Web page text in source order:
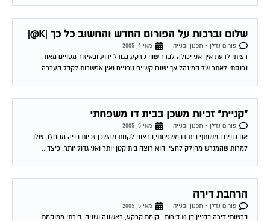
שלום וברכות על הפורום החדש והחשוב כל כך |K@|
פורום נדלן - תכנון ובנייה
מאי 4, 2005
רציתי לדעת איך אני יכולה לברר שווי קרקע בגודל ידוע ובאיזור מסויים מאוד.
נכנסתי לאתר של המינהל אך ישנם קשיים טכניים ואין אפשרות לקבל הערכה....
"קניית" זכיות משכן בבית דו משפחתי
פורום נדלן - תכנון ובנייה
מאי 5, 2005
אנו בונים במשותף בית דו משפחתי,ברצוני לקנות מהשכן זכיות בניה מהחלק שלו-
למרות שהמגרש מחולק לחצי. הוא רוצה בית קטן יותר ואני גדול יותר. כיצד...
הרחבת דירה
פורום נדלן - תכנון ובנייה
מאי 5, 2005
ברשותי דירה בבניין בן 10 דירות , קומת קרקע, ראשונה ושניה. דירתי ממוקמת